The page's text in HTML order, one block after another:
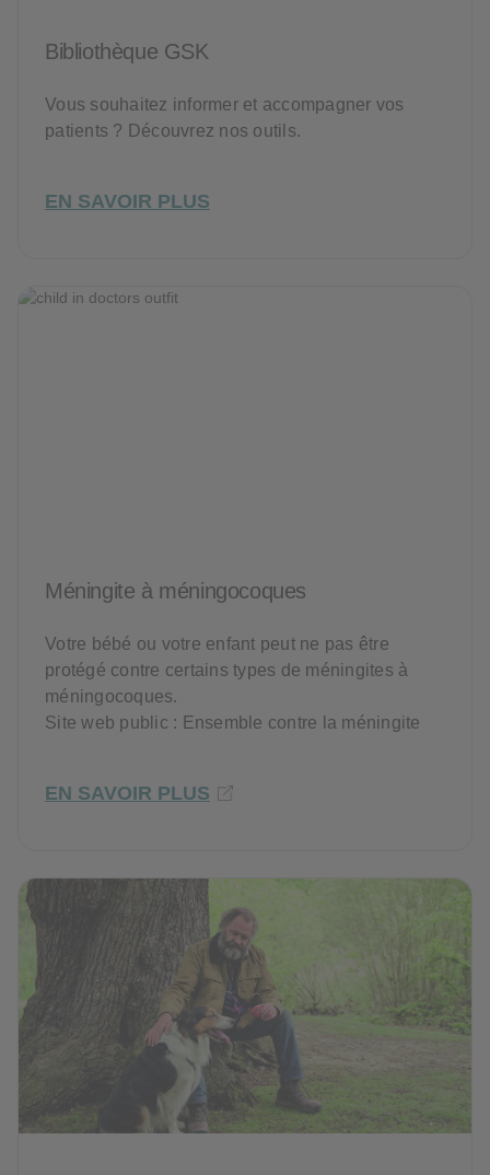
Bibliothèque GSK
Vous souhaitez informer et accompagner vos
patients ? Découvrez nos outils.
EN SAVOIR PLUS
Méningite à méningocoques
Votre bébé ou votre enfant peut ne pas être
protégé contre certains types de méningites à
méningocoques.
Site web public : Ensemble contre la méningite
EN SAVOIR PLUS